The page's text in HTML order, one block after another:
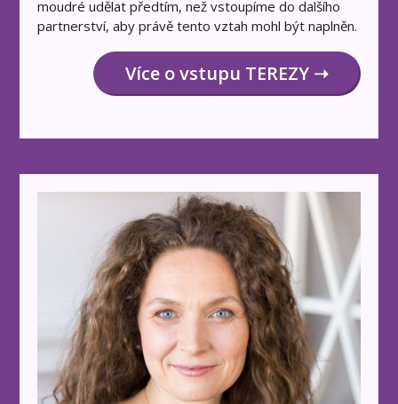
moudré udělat předtím, než vstoupíme do dalšího
partnerství, aby právě tento vztah mohl být naplněn.
Více o vstupu TEREZY ➝